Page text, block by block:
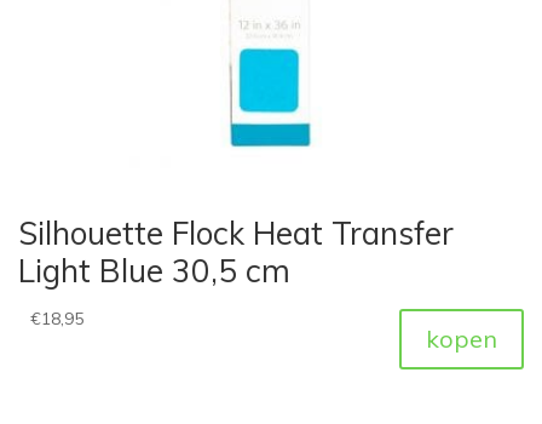
Silhouette Flock Heat Transfer
Light Blue 30,5 cm
€18,95
kopen